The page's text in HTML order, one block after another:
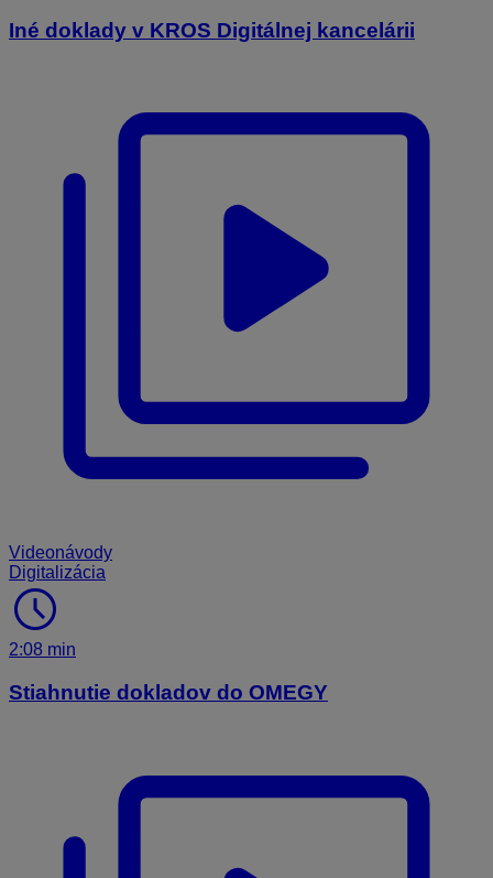
Iné doklady v KROS Digitálnej kancelárii
Videonávody
Digitalizácia
schedule
2:08 min
Stiahnutie dokladov do OMEGY